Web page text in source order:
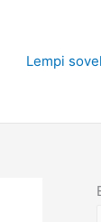
Lempi